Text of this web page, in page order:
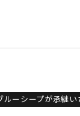
ーシープが承継い